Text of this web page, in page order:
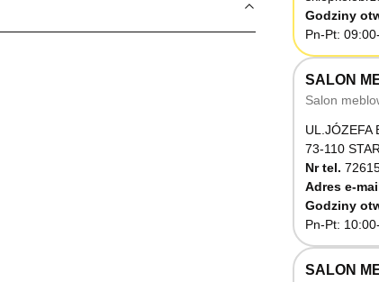
Godziny
Pn-Pt:
SALON
Salon
UL.JÓZEFA
73-110
Nr tel.
Adres e-
Godziny
Pn-Pt:
SALON